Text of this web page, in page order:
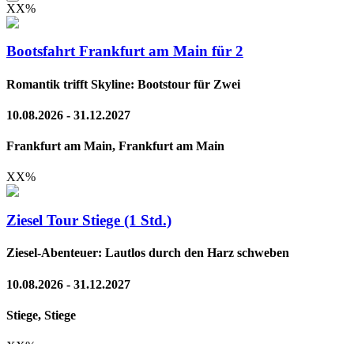
XX%
Bootsfahrt Frankfurt am Main für 2
Romantik trifft Skyline: Bootstour für Zwei
10.08.2026 - 31.12.2027
Frankfurt am Main, Frankfurt am Main
XX%
Ziesel Tour Stiege (1 Std.)
Ziesel-Abenteuer: Lautlos durch den Harz schweben
10.08.2026 - 31.12.2027
Stiege, Stiege